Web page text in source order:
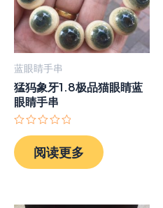
蓝眼睛手串
猛犸象牙1.8极品猫眼睛蓝
眼睛手串
评
分
0
&sol;
阅读更多